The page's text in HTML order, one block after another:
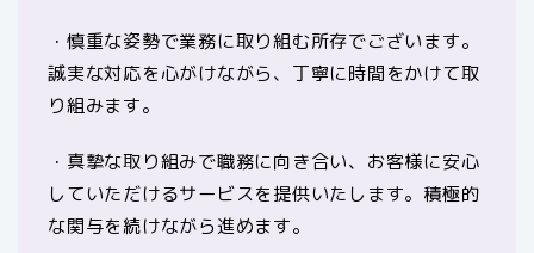
・慎重な姿勢で業務に取り組む所存でございます。
誠実な対応を心がけながら、丁寧に時間をかけて取
り組みます。
・真摯な取り組みで職務に向き合い、お客様に安心
していただけるサービスを提供いたします。積極的
な関与を続けながら進めます。